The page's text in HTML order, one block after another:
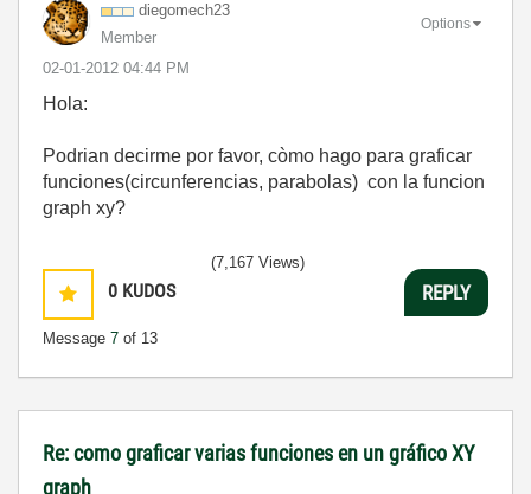
diegomech23
Member
‎02-01-2012 04:44 PM
Options
Hola:
Podrian decirme por favor, còmo hago para graficar
funciones(circunferencias, parabolas) con la funcion
graph xy?
0 KUDOS
Message 7 of 13
(7,167 Views)
REPLY
Re: como graficar varias funciones en un gráfico XY
graph